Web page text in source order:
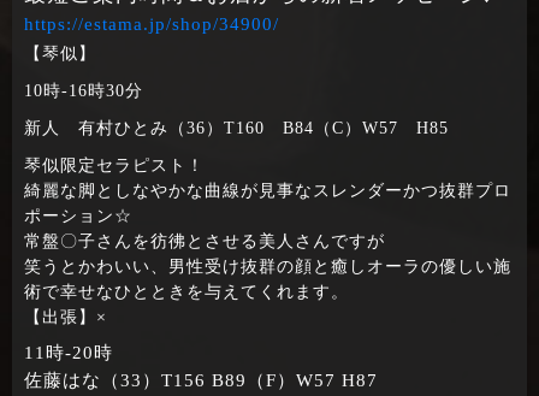
https://estama.jp/shop/34900/
【琴似】
10時‐16時30分
新人 有村ひとみ（36）T160 B84（C）W57 H85
琴似限定セラピスト！
綺麗な脚としなやかな曲線が見事なスレンダーかつ抜群プロ
ポーション☆
常盤〇子さんを彷彿とさせる美人さんですが
笑うとかわいい、男性受け抜群の顔と癒しオーラの優しい施
術で幸せなひとときを与えてくれます。
【出張】×
11時‐20時
佐藤はな（33）T156 B89（F）W57 H87